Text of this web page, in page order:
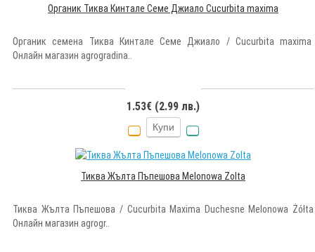
Органик Тиква Кинтале Семе Джиало Cucurbita maxima
Органик семена Тиква Кинтале Семе Джиало / Cucurbita maxima
Онлайн магазин agrogradina..
1.53€ (2.99 лв.)
Купи
Тиква Жълта Пъпешова Melonowa Zolta
Тиква Жълта Пъпешова / Cucurbita Maxima Duchesne Melonowa Żółta
Онлайн магазин agrogr..